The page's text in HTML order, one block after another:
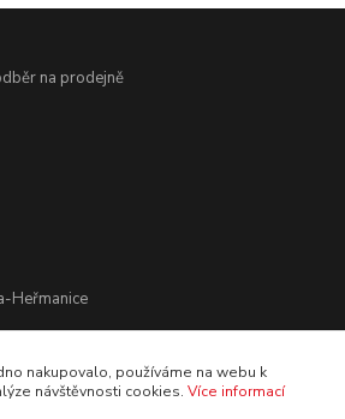
na prodejně
Heřmanice
nakupovalo, používáme na webu k
návštěvnosti cookies. Více informací